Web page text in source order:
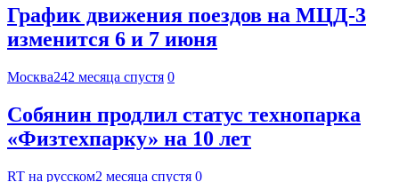
График движения поездов на МЦД-3
изменится 6 и 7 июня
Москва242 месяца спустя 0
Собянин продлил статус технопарка
«Физтехпарку» на 10 лет
RT на русском2 месяца спустя 0